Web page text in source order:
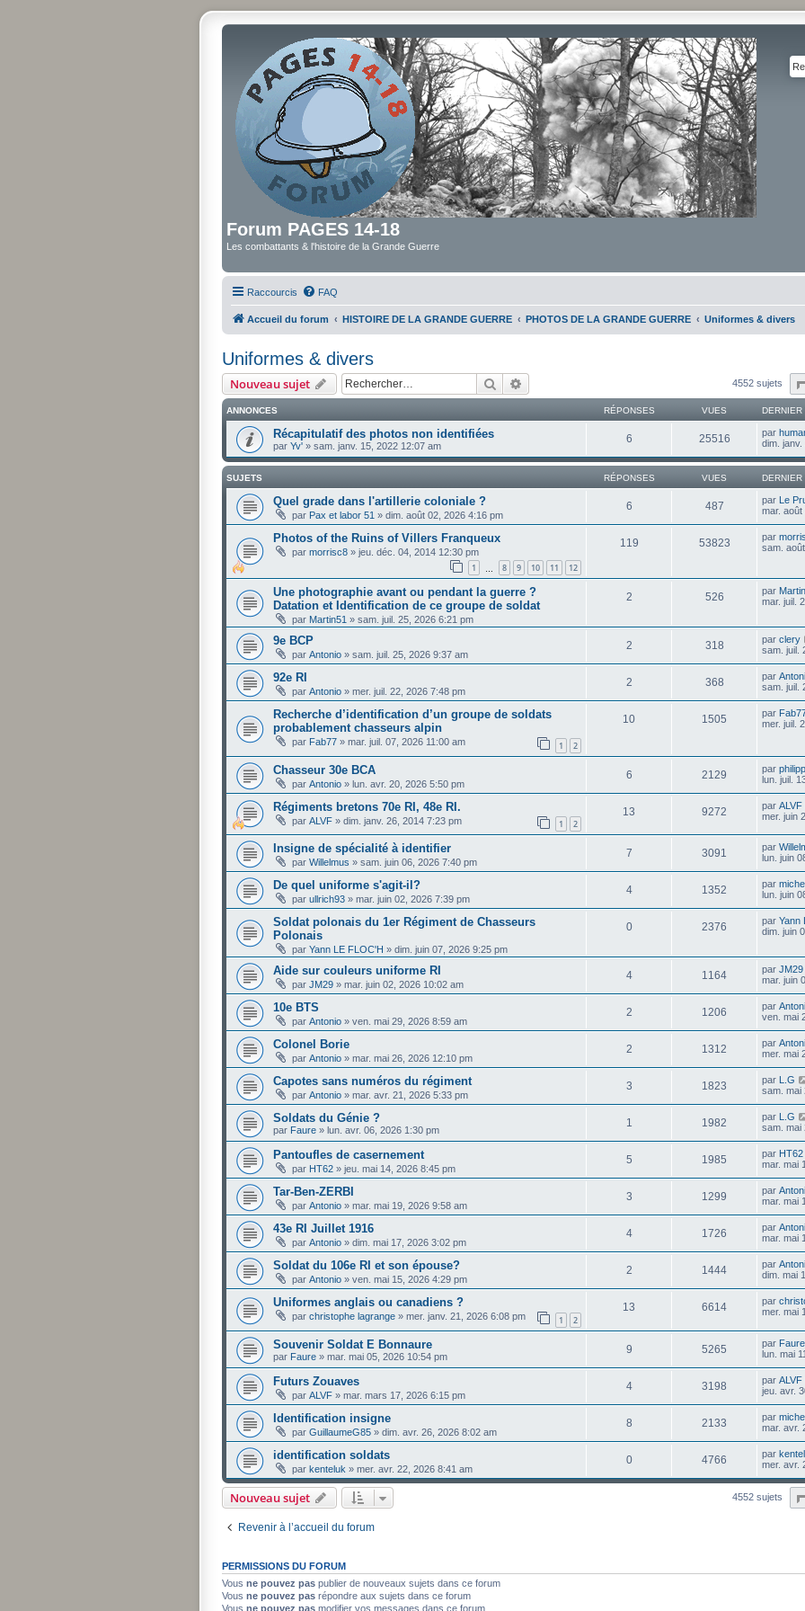
Forum PAGES 14-18
Les combattants & l'histoire de la Grande Guerre
Raccourcis FAQ
Accueil du forum HISTOIRE DE LA GRANDE GUERRE PHOTOS DE LA GRANDE GUERRE Uniformes & divers
Uniformes & divers
Nouveau sujet Rechercher 4552 sujets
ANNONCES RÉPONSES VUES
Récapitulatif des photos non identifiées
par Yv' » sam. janv. 15, 2022 12:07 am
6 25516 par
dim.
SUJETS RÉPONSES VUES
Quel grade dans l'artillerie coloniale ?
par Pax et labor 51 » dim. août 02, 2026 4:16 pm
6 487 par Le
mar. août
Photos of the Ruins of Villers Franqueux
par morrisc8 » jeu. déc. 04, 2014 12:30 pm
1 8 9 10 11 12
119 53823 par
sam.
Une photographie avant ou pendant la guerre ?
Datation et Identification de ce groupe de soldat
par Martin51 » sam. juil. 25, 2026 6:21 pm
2 526 par
mar. juil.
9e BCP
par Antonio » sam. juil. 25, 2026 9:37 am
2 318 par clery
sam. juil.
92e RI
par Antonio » mer. juil. 22, 2026 7:48 pm
2 368 par
sam. juil.
Recherche d’identification d’un groupe de soldats
probablement chasseurs alpin
par Fab77 » mar. juil. 07, 2026 11:00 am 1 2
10 1505 par
mer. juil.
Chasseur 30e BCA
par Antonio » lun. avr. 20, 2026 5:50 pm
6 2129 par
lun. juil.
Régiments bretons 70e RI, 48e RI.
par ALVF » dim. janv. 26, 2014 7:23 pm 1 2
13 9272 par ALVF
mer. juin
Insigne de spécialité à identifier
par Willelmus » sam. juin 06, 2026 7:40 pm
7 3091 par
lun. juin
De quel uniforme s'agit-il?
par ullrich93 » mar. juin 02, 2026 7:39 pm
4 1352 par
lun. juin
Soldat polonais du 1er Régiment de Chasseurs
Polonais
par Yann LE FLOC'H » dim. juin 07, 2026 9:25 pm
0 2376 par Yann
dim. juin
Aide sur couleurs uniforme RI
par JM29 » mar. juin 02, 2026 10:02 am
4 1164 par JM29
mar. juin
10e BTS
par Antonio » ven. mai 29, 2026 8:59 am
2 1206 par
ven. mai
Colonel Borie
par Antonio » mar. mai 26, 2026 12:10 pm
2 1312 par
mer. mai
Capotes sans numéros du régiment
par Antonio » mar. avr. 21, 2026 5:33 pm
3 1823 par L.G
sam. mai
Soldats du Génie ?
par Faure » lun. avr. 06, 2026 1:30 pm
1 1982 par L.G
sam. mai
Pantoufles de casernement
par HT62 » jeu. mai 14, 2026 8:45 pm
5 1985 par HT62
mar. mai
Tar-Ben-ZERBI
par Antonio » mar. mai 19, 2026 9:58 am
3 1299 par
mar. mai
43e RI Juillet 1916
par Antonio » dim. mai 17, 2026 3:02 pm
4 1726 par
mar. mai
Soldat du 106e RI et son épouse?
par Antonio » ven. mai 15, 2026 4:29 pm
2 1444 par
dim. mai
Uniformes anglais ou canadiens ?
par christophe lagrange » mer. janv. 21, 2026 6:08 pm 1 2
13 6614 par
mer. mai
Souvenir Soldat E Bonnaure
par Faure » mar. mai 05, 2026 10:54 pm
9 5265 par Faure
lun. mai
Futurs Zouaves
par ALVF » mar. mars 17, 2026 6:15 pm
4 3198 par ALVF
jeu. avr.
Identification insigne
par GuillaumeG85 » dim. avr. 26, 2026 8:02 am
8 2133 par
mar. avr.
identification soldats
par kenteluk » mer. avr. 22, 2026 8:41 am
0 4766 par
mer. avr.
Nouveau sujet 4552 sujets
Revenir à l’accueil du forum
PERMISSIONS DU FORUM
Vous ne pouvez pas publier de nouveaux sujets dans ce forum
Vous ne pouvez pas répondre aux sujets dans ce forum
Vous ne pouvez pas modifier vos messages dans ce forum